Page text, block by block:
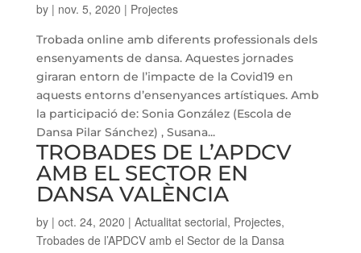
by | nov. 5, 2020 | Projectes
Trobada online amb diferents professionals dels
ensenyaments de dansa. Aquestes jornades
giraran entorn de l’impacte de la Covid19 en
aquests entorns d’ensenyances artístiques. Amb
la participació de: Sonia González (Escola de
Dansa Pilar Sánchez) , Susana...
TROBADES DE L’APDCV
AMB EL SECTOR EN
DANSA VALÈNCIA
by | oct. 24, 2020 | Actualitat sectorial, Projectes,
Trobades de l’APDCV amb el Sector de la Dansa